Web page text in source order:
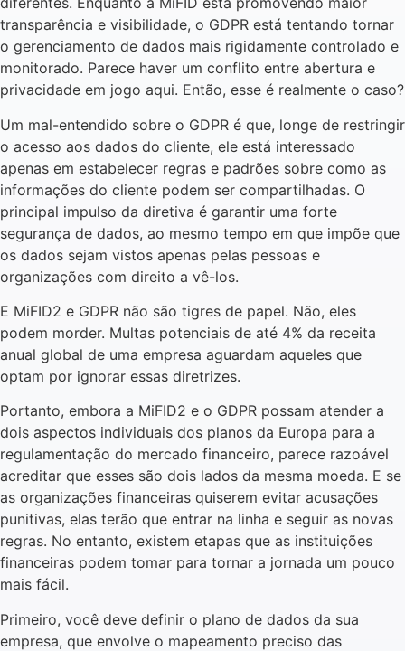
transparência e visibilidade, o GDPR está tentando tornar
o gerenciamento de dados mais rigidamente controlado e
monitorado. Parece haver um conflito entre abertura e
privacidade em jogo aqui. Então, esse é realmente o caso?
Um mal-entendido sobre o GDPR é que, longe de restringir
o acesso aos dados do cliente, ele está interessado
apenas em estabelecer regras e padrões sobre como as
informações do cliente podem ser compartilhadas. O
principal impulso da diretiva é garantir uma forte
segurança de dados, ao mesmo tempo em que impõe que
os dados sejam vistos apenas pelas pessoas e
organizações com direito a vê-los.
E MiFID2 e GDPR não são tigres de papel. Não, eles
podem morder. Multas potenciais de até 4% da receita
anual global de uma empresa aguardam aqueles que
optam por ignorar essas diretrizes.
Portanto, embora a MiFID2 e o GDPR possam atender a
dois aspectos individuais dos planos da Europa para a
regulamentação do mercado financeiro, parece razoável
acreditar que esses são dois lados da mesma moeda. E se
as organizações financeiras quiserem evitar acusações
punitivas, elas terão que entrar na linha e seguir as novas
regras. No entanto, existem etapas que as instituições
financeiras podem tomar para tornar a jornada um pouco
mais fácil.
Primeiro, você deve definir o plano de dados da sua
empresa, que envolve o mapeamento preciso das